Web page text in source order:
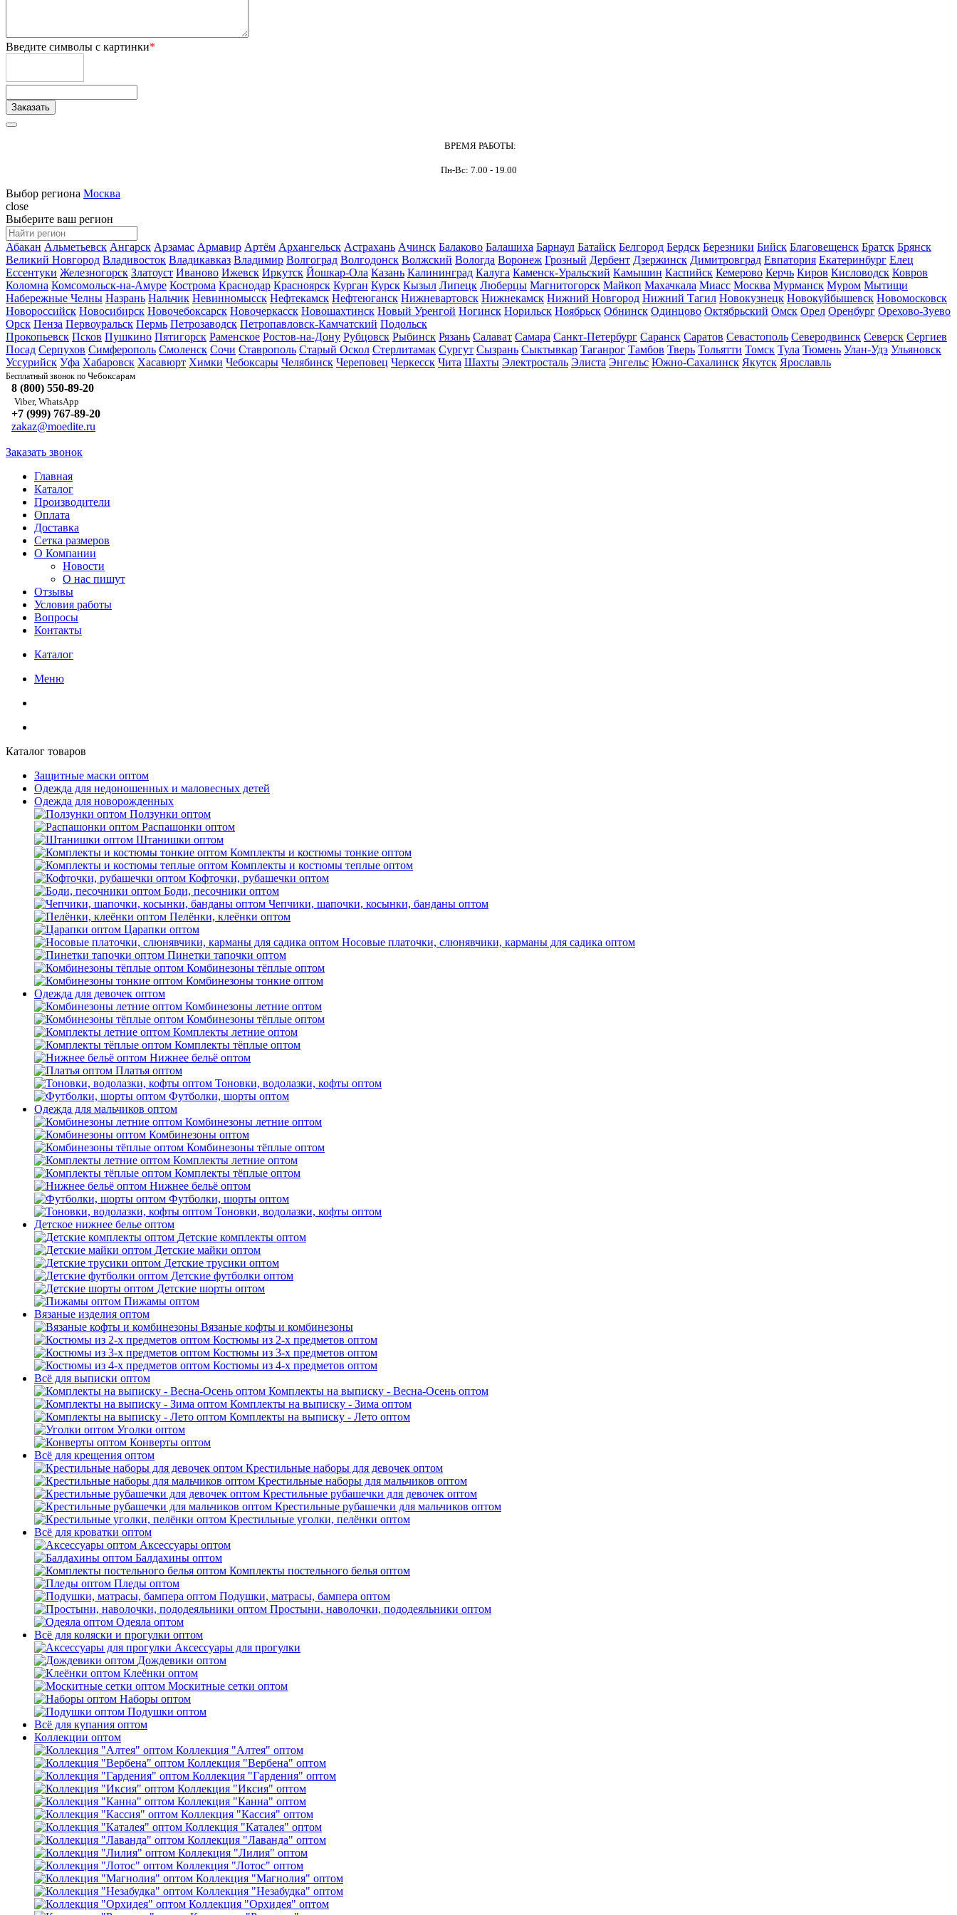
Введите символы с картинки*
ВРЕМЯ РАБОТЫ:
Пн-Вс: 7.00 - 19.00
Выбор региона Москва
close
Выберите ваш регион
Абакан Альметьевск Ангарск Арзамас Армавир Артём Архангельск Астрахань Ачинск Балаково Балашиха Барнаул Батайск Белгород Бердск Березники Бийск Благовещенск Братск Брянск
Великий Новгород Владивосток Владикавказ Владимир Волгоград Волгодонск Волжский Вологда Воронеж Грозный Дербент Дзержинск Димитровград Евпатория Екатеринбург Елец
Ессентуки Железногорск Златоуст Иваново Ижевск Иркутск Йошкар-Ола Казань Калининград Калуга Каменск-Уральский Камышин Каспийск Кемерово Керчь Киров Кисловодск Ковров
Коломна Комсомольск-на-Амуре Кострома Краснодар Красноярск Курган Курск Кызыл Липецк Люберцы Магнитогорск Майкоп Махачкала Миасс Москва Мурманск Муром Мытищи
Набережные Челны Назрань Нальчик Невинномысск Нефтекамск Нефтеюганск Нижневартовск Нижнекамск Нижний Новгород Нижний Тагил Новокузнецк Новокуйбышевск Новомосковск
Новороссийск Новосибирск Новочебоксарск Новочеркасск Новошахтинск Новый Уренгой Ногинск Норильск Ноябрьск Обнинск Одинцово Октябрьский Омск Орел Оренбург Орехово-Зуево
Орск Пенза Первоуральск Пермь Петрозаводск Петропавловск-Камчатский Подольск
Прокопьевск Псков Пушкино Пятигорск Раменское Ростов-на-Дону Рубцовск Рыбинск Рязань Салават Самара Санкт-Петербург Саранск Саратов Севастополь Северодвинск Северск Сергиев
Посад Серпухов Симферополь Смоленск Сочи Ставрополь Старый Оскол Стерлитамак Сургут Сызрань Сыктывкар Таганрог Тамбов Тверь Тольятти Томск Тула Тюмень Улан-Удэ Ульяновск
Уссурийск Уфа Хабаровск Хасавюрт Химки Чебоксары Челябинск Череповец Черкесск Чита Шахты Электросталь Элиста Энгельс Южно-Сахалинск Якутск Ярославль
Бесплатный звонок по Чебоксарам
8 (800) 550-89-20
Viber, WhatsApp
+7 (999) 767-89-20
zakaz@moedite.ru
Заказать звонок
Главная
Каталог
Производители
Оплата
Доставка
Сетка размеров
О Компании
Новости
О нас пишут
Отзывы
Условия работы
Вопросы
Контакты
Каталог
Меню
Каталог товаров
Защитные маски оптом
Одежда для недоношенных и маловесных детей
Одежда для новорожденных
Ползунки оптом
Распашонки оптом
Штанишки оптом
Комплекты и костюмы тонкие оптом
Комплекты и костюмы теплые оптом
Кофточки, рубашечки оптом
Боди, песочники оптом
Чепчики, шапочки, косынки, банданы оптом
Пелёнки, клеёнки оптом
Царапки оптом
Носовые платочки, слюнявчики, карманы для садика оптом
Пинетки тапочки оптом
Комбинезоны тёплые оптом
Комбинезоны тонкие оптом
Одежда для девочек оптом
Комбинезоны летние оптом
Комбинезоны тёплые оптом
Комплекты летние оптом
Комплекты тёплые оптом
Нижнее бельё оптом
Платья оптом
Тоновки, водолазки, кофты оптом
Футболки, шорты оптом
Одежда для мальчиков оптом
Комбинезоны летние оптом
Комбинезоны оптом
Комбинезоны тёплые оптом
Комплекты летние оптом
Комплекты тёплые оптом
Нижнее бельё оптом
Футболки, шорты оптом
Тоновки, водолазки, кофты оптом
Детское нижнее белье оптом
Детские комплекты оптом
Детские майки оптом
Детские трусики оптом
Детские футболки оптом
Детские шорты оптом
Пижамы оптом
Вязаные изделия оптом
Вязаные кофты и комбинезоны
Костюмы из 2-х предметов оптом
Костюмы из 3-х предметов оптом
Костюмы из 4-х предметов оптом
Всё для выписки оптом
Комплекты на выписку - Весна-Осень оптом
Комплекты на выписку - Зима оптом
Комплекты на выписку - Лето оптом
Уголки оптом
Конверты оптом
Всё для крещения оптом
Крестильные наборы для девочек оптом
Крестильные наборы для мальчиков оптом
Крестильные рубашечки для девочек оптом
Крестильные рубашечки для мальчиков оптом
Крестильные уголки, пелёнки оптом
Всё для кроватки оптом
Аксессуары оптом
Балдахины оптом
Комплекты постельного белья оптом
Пледы оптом
Подушки, матрасы, бампера оптом
Простыни, наволочки, пододеяльники оптом
Одеяла оптом
Всё для коляски и прогулки оптом
Аксессуары для прогулки
Дождевики оптом
Клеёнки оптом
Москитные сетки оптом
Наборы оптом
Подушки оптом
Всё для купания оптом
Коллекции оптом
Коллекция "Алтея" оптом
Коллекция "Вербена" оптом
Коллекция "Гардения" оптом
Коллекция "Иксия" оптом
Коллекция "Канна" оптом
Коллекция "Кассия" оптом
Коллекция "Каталея" оптом
Коллекция "Лаванда" оптом
Коллекция "Лилия" оптом
Коллекция "Лотос" оптом
Коллекция "Магнолия" оптом
Коллекция "Незабудка" оптом
Коллекция "Орхидея" оптом